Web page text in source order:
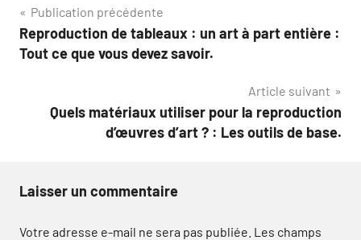
Navigation
de
Publication précédente
Reproduction de tableaux : un art à part entière :
Tout ce que vous devez savoir.
Article suivant
Quels matériaux utiliser pour la reproduction
d’œuvres d’art ? : Les outils de base.
Laisser un commentaire
Votre adresse e-mail ne sera pas publiée. Les champs